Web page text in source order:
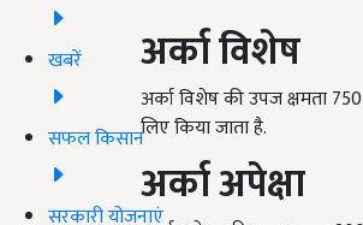
खबरें
सफल किसान
सरकारी योजनाएं
अर्का विशेष
अर्का विशेष की उपज क्षमता
लिए किया जाता है.
अर्का अपेक्षा